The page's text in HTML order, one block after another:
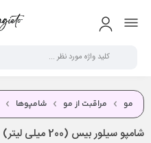
مو مراقبت از مو شامپوها
شامپو سيلور بیس (200 ميلی لیتر)